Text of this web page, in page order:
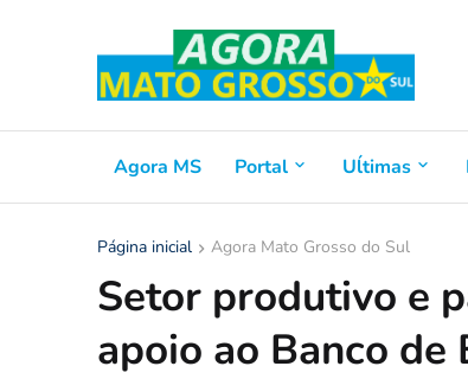
Agora MS Portal Uĺtimas
Página inicial Agora Mato Grosso do Sul
Setor produtivo e
apoio ao Banco de